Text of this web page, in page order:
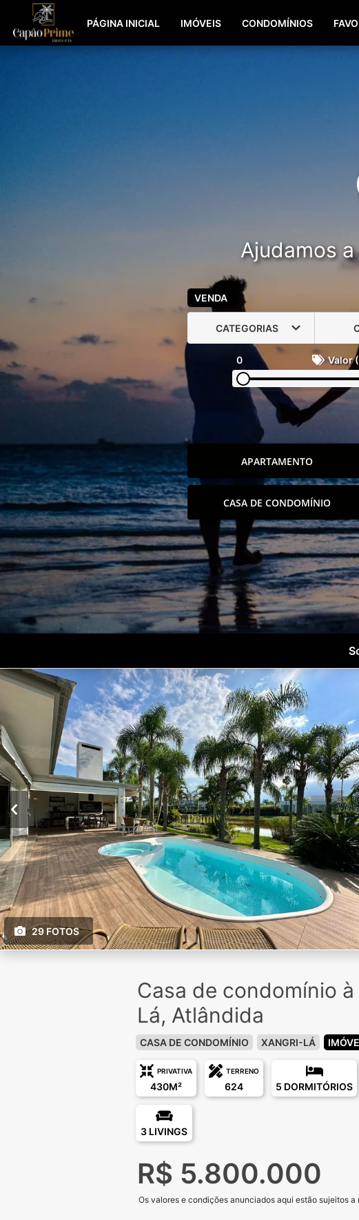
PÁGINA INICIAL IMÓVEIS CONDOMÍNIOS
Ajudamos
VENDA
CATEGORIAS
0 Valor
APARTAMENTO
CASA DE CONDOMÍNIO
29 FOTOS
Casa de condomínio
Lá, Atlândida
CASA DE CONDOMÍNIO XANGRI-LÁ
PRIVATIVA
430M²
TERRENO
624 5 DORMITÓRIOS
3 LIVINGS
R$ 5.800.000
Os valores e condições anunciados aqui estão sujeitos a